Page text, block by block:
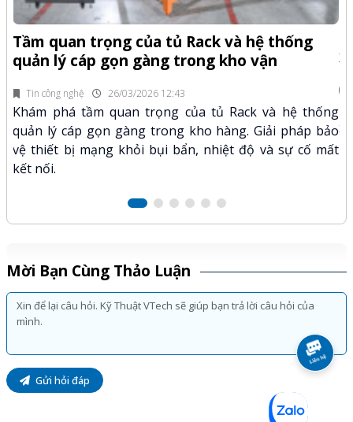
Tin công nghệ 26/03/2026 12:43
Tầm quan trọng của tủ Rack và hệ thống
quản lý cáp gọn gàng trong kho vận
Khám phá tầm quan trọng của tủ Rack và hệ thống
quản lý cáp gọn gàng trong kho hàng. Giải pháp bảo
vệ thiết bị mạng khỏi bụi bẩn, nhiệt độ và sự cố mất
kết nối.
Mời Bạn Cùng Thảo Luận
Gửi hỏi đáp